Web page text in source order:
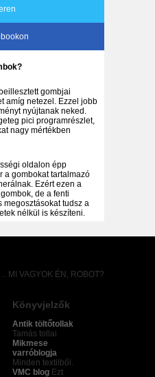
gombjai
amíg netezel. Ezzel jobb
nyújtanak neked.
pici programrészlet,
nagy mértékben
oldalon épp
a gombokat tartalmazó
Ezért ezen a
de a fenti
megosztásokat tudsz a
nélkül is készíteni.
MI VAGYOK ÉN, ROBOT?
Könyvjelzők
Antik töltőtollak
Tamás tollai
Mikmese
varróblogja
Minden textilből.
VMC blog Ezt